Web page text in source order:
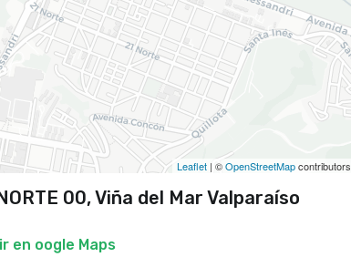
Leaflet | ©OpenStreetMapcontributors
00, Viña del Mar Valparaíso
en oogle Maps